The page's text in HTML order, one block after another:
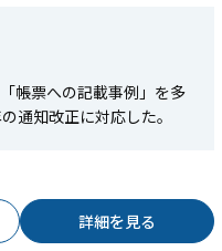
帳票への記載事例」を多
通知改正に対応した。
詳細を見る